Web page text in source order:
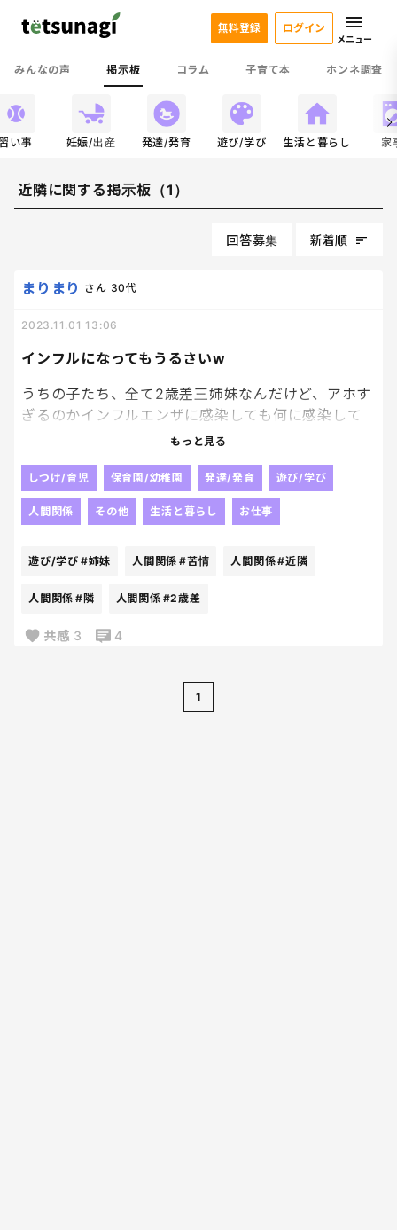
みんなの声 掲示板 コラム 子育て本 ホンネ調査
無料登録 ログイン
メニュー
い事 妊娠/出産 発達/発育 遊び/学び 生活と暮らし 家
近隣に関する掲示板（1）
回答募集 新着順
インフルになってもうるさいw
まりまり さん 30代
2023.11.01 13:06
うちの子たち、全て2歳差三姉妹なんだけど、アホす
ぎるのかインフルエンザに感染しても何に感染して
たって、まじでいつも通りうるさい😆！！wwwなん
いようにできる限りご配慮いただけたら嬉しいなー
😭✨✨笑
もっと見る
しつけ/育児 保育園/幼稚園 発達/発育 遊び/学び
人間関係 その他 生活と暮らし お仕事
遊び/学び #姉妹 人間関係 #苦情 人間関係#近隣
人間関係 #隣 人間関係 #2歳差
共感 3 4
1